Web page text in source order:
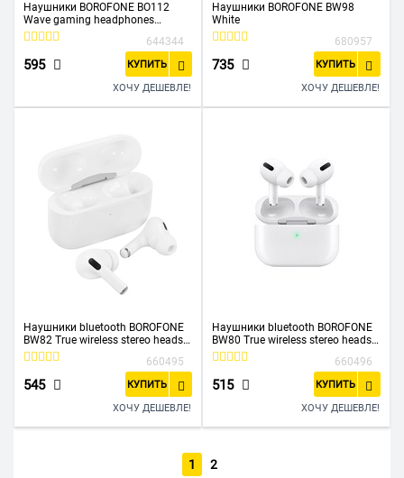
Наушники BOROFONE BO112
Wave gaming headphones
чёрный
644344
595 КУПИТЬ
ХОЧУ ДЕШЕВЛЕ!
Наушники BOROFONE BW98
White
680957
735 КУПИТЬ
ХОЧУ ДЕШЕВЛЕ!
Наушники bluetooth BOROFONE
BW82 True wireless stereo headset
белый
660495
545 КУПИТЬ
ХОЧУ ДЕШЕВЛЕ!
Наушники bluetooth BOROFONE
BW80 True wireless stereo headset
белый
660496
515 КУПИТЬ
ХОЧУ ДЕШЕВЛЕ!
1 2